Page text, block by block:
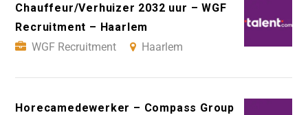
Chauffeur/Verhuizer 2032 uur – WGF
Recruitment – Haarlem
WGF Recruitment
Haarlem
Horecamedewerker – Compass Group